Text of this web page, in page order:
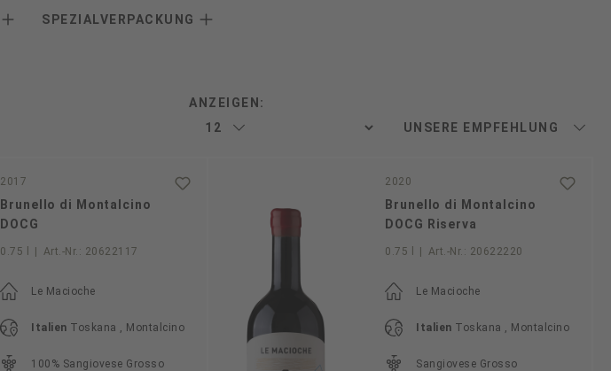
SPEZIALVERPACKUNG
ANZEIGEN:
2017
Brunello di Montalcino
DOCG
0.75 l Art.-Nr.: 20622117
Le Macioche
Italien Toskana , Montalcino
100% Sangiovese Grosso
2020
Brunello di Montalcino
DOCG Riserva
0.75 l Art.-Nr.: 20622220
Le Macioche
Italien Toskana , Montalcino
Sangiovese Grosso